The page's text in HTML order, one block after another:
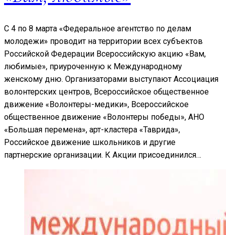
С 4 по 8 марта «Федеральное агентство по делам
молодежи» проводит на территории всех субъектов
Российской Федерации Всероссийскую акцию «Вам,
любимые», приуроченную к Международному
женскому дню. Организаторами выступают Ассоциация
волонтерских центров, Всероссийское общественное
движение «Волонтеры-медики», Всероссийское
общественное движение «Волонтеры победы», АНО
«Большая перемена», арт-кластера «Таврида»,
Российское движение школьников и другие
партнерские организации. К Акции присоединился…